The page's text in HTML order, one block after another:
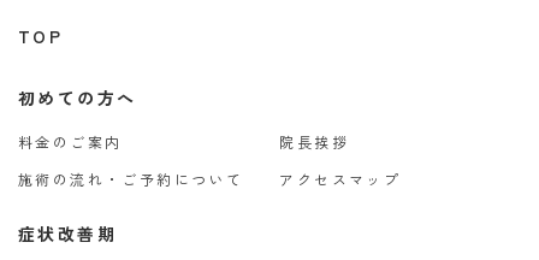
TOP
初めての方へ
料金のご案内
院長挨拶
施術の流れ・ご予約について
アクセスマップ
症状改善期